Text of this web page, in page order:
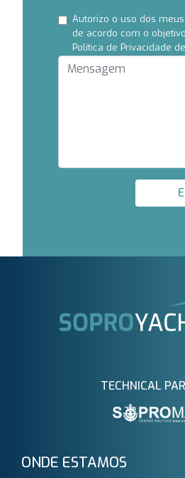
Autorizo ​​o uso dos
de acordo com o
Política de Privacidade
TECHNICAL
ONDE ESTAMOS